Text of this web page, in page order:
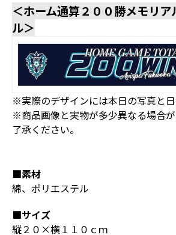
＜ホーム通算２００勝メモリ
ル＞
※実際のデザインには本日の写真と日
※商品画像と実物が多少異なる場合
了承ください。
■素材
綿、ポリエステル
■サイズ
縦２０×横１１０ｃｍ